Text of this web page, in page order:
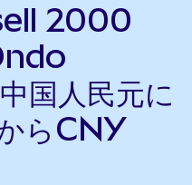
2000
国人民元に
らCNY